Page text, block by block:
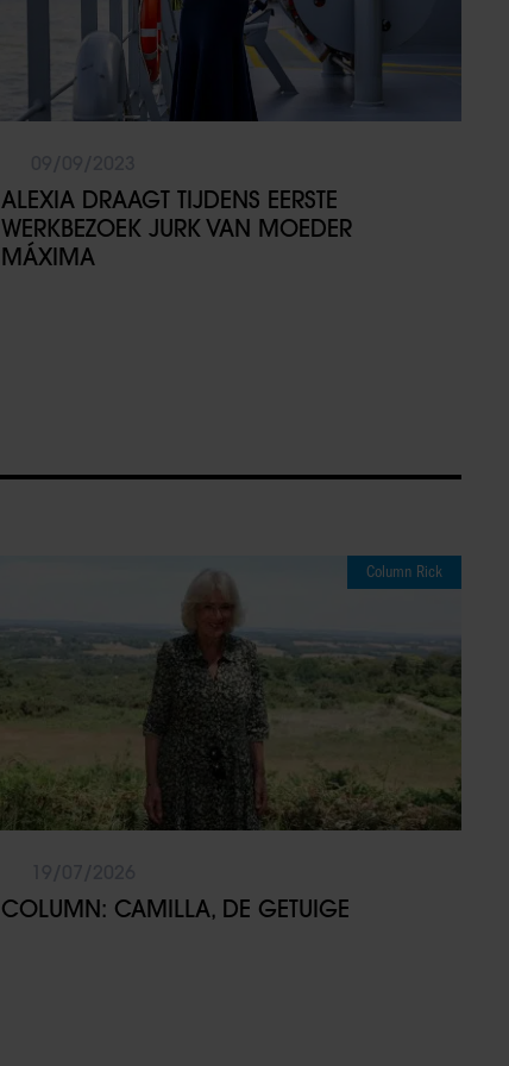
ALEXIA DRAAGT TIJDENS EERSTE
WERKBEZOEK JURK VAN MOEDER
MÁXIMA
Column Rick
COLUMN: CAMILLA, DE GETUIGE